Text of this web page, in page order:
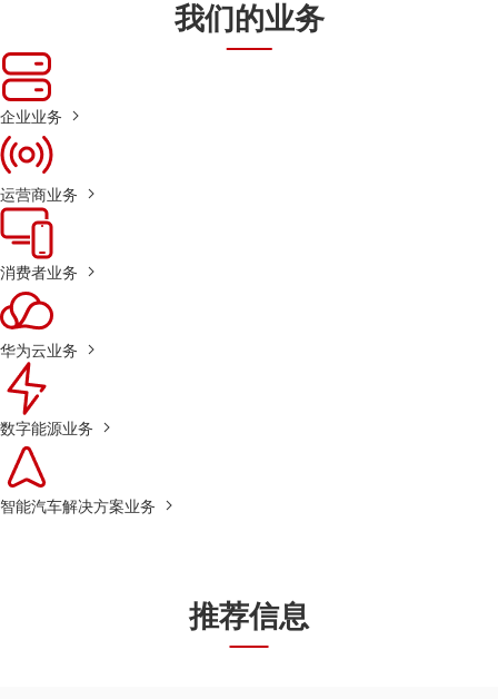
我们的业务
企业业务
运营商业务
消费者业务
华为云业务
数字能源业务
智能汽车解决方案业务
推荐信息